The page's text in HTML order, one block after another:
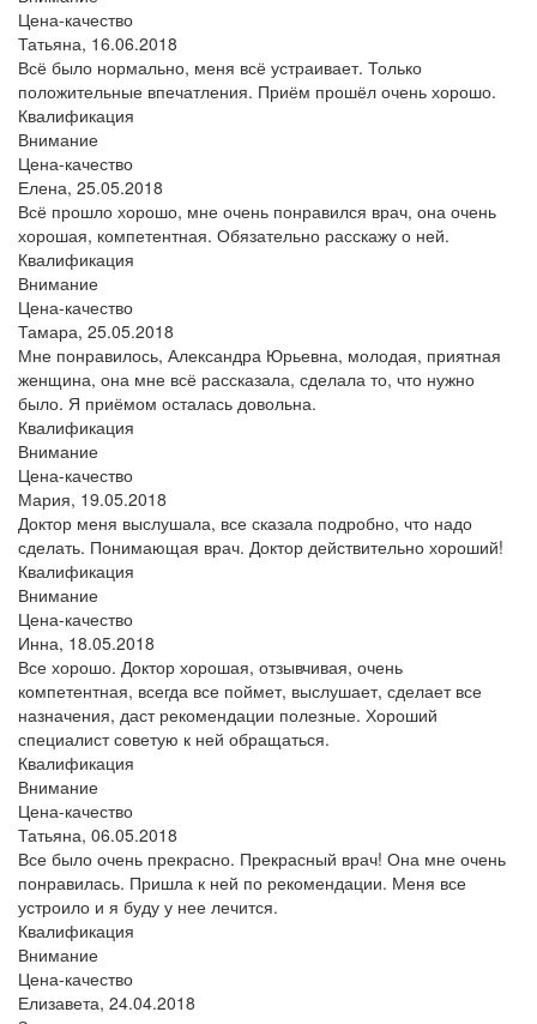
Цена-качество
Татьяна, 16.06.2018
Всё было нормально, меня всё устраивает. Только
положительные впечатления. Приём прошёл очень хорошо.
Квалификация
Внимание
Цена-качество
Елена, 25.05.2018
Всё прошло хорошо, мне очень понравился врач, она очень
хорошая, компетентная. Обязательно расскажу о ней.
Квалификация
Внимание
Цена-качество
Тамара, 25.05.2018
Мне понравилось, Александра Юрьевна, молодая, приятная
женщина, она мне всё рассказала, сделала то, что нужно
было. Я приёмом осталась довольна.
Квалификация
Внимание
Цена-качество
Мария, 19.05.2018
Доктор меня выслушала, все сказала подробно, что надо
сделать. Понимающая врач. Доктор действительно хороший!
Квалификация
Внимание
Цена-качество
Инна, 18.05.2018
Все хорошо. Доктор хорошая, отзывчивая, очень
компетентная, всегда все поймет, выслушает, сделает все
назначения, даст рекомендации полезные. Хороший
специалист советую к ней обращаться.
Квалификация
Внимание
Цена-качество
Татьяна, 06.05.2018
Все было очень прекрасно. Прекрасный врач! Она мне очень
понравилась. Пришла к ней по рекомендации. Меня все
устроило и я буду у нее лечится.
Квалификация
Внимание
Цена-качество
Елизавета, 24.04.2018